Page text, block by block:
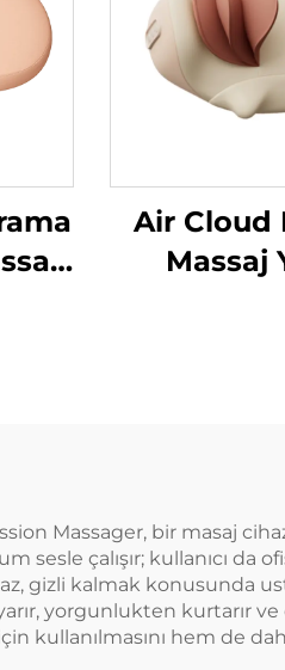
Air Cloud
Massaj
Massager, bir masaj
sesle çalışır; kullanıcı
gizli kalmak konusunda
yorgunlukten kurtarır
kullanılmasını hem de